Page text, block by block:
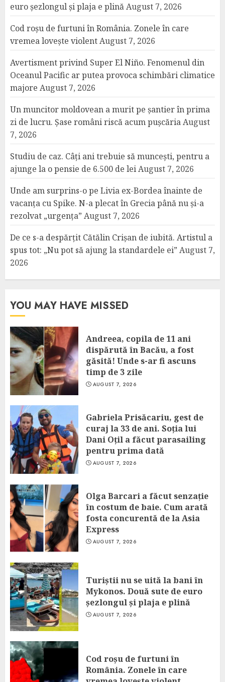
euro șezlongul și plaja e plinăAugust 7, 2026
Cod roșu de furtuni în România. Zonele în care
vremea lovește violentAugust 7, 2026
Avertisment privind Super El Niño. Fenomenul din
Oceanul Pacific ar putea provoca schimbări climatice
majore August 7, 2026
Un muncitor moldovean a murit pe șantier în prima
zi de lucru. Șase români riscă acum pușcăriaAugust
7, 2026
Studiu de caz. Câți ani trebuie să muncești, pentru a
ajunge la o pensie de 6.500 de leiAugust 7, 2026
Unde am surprins-o pe Livia ex-Bordea înainte de
vacanța cu Spike. N-a plecat în Grecia până nu și-a
rezolvat „urgența” August 7, 2026
De ce s-a despărțit Cătălin Crișan de iubită. Artistul a
spus tot: „Nu pot să ajung la standardele ei” August 7,
2026
YOU MAY HAVE MISSED
Andreea, copila de 11 ani
dispărută în Bacău, a fost
găsită! Unde s-ar fi ascuns
timp de 3 zile
AUGUST 7, 2026
Gabriela Prisăcariu, gest de
curaj la 33 de ani. Soția lui
Dani Oțil a făcut parasailing
pentru prima dată
AUGUST 7, 2026
Olga Barcari a făcut senzație
în costum de baie. Cum arată
fosta concurentă de la Asia
Express
AUGUST 7, 2026
Turiștii nu se uită la bani în
Mykonos. Două sute de euro
șezlongul și plaja e plină
AUGUST 7, 2026
Cod roșu de furtuni în
România. Zonele în care